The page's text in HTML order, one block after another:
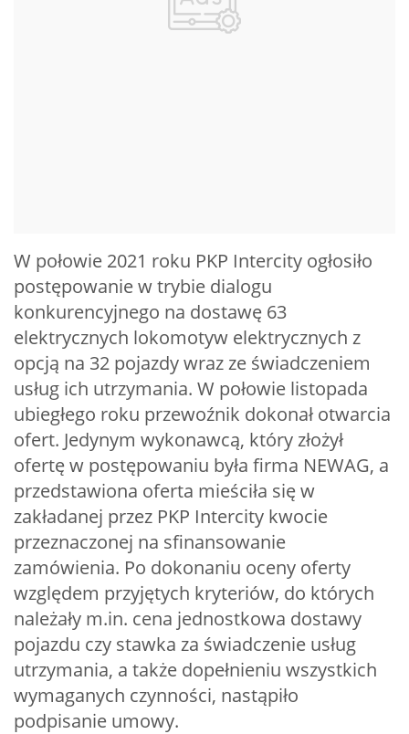
W połowie 2021 roku PKP Intercity ogłosiło
postępowanie w trybie dialogu
konkurencyjnego na dostawę 63
elektrycznych lokomotyw elektrycznych z
opcją na 32 pojazdy wraz ze świadczeniem
usług ich utrzymania. W połowie listopada
ubiegłego roku przewoźnik dokonał otwarcia
ofert. Jedynym wykonawcą, który złożył
ofertę w postępowaniu była firma NEWAG, a
przedstawiona oferta mieściła się w
zakładanej przez PKP Intercity kwocie
przeznaczonej na sfinansowanie
zamówienia. Po dokonaniu oceny oferty
względem przyjętych kryteriów, do których
należały m.in. cena jednostkowa dostawy
pojazdu czy stawka za świadczenie usług
utrzymania, a także dopełnieniu wszystkich
wymaganych czynności, nastąpiło
podpisanie umowy.